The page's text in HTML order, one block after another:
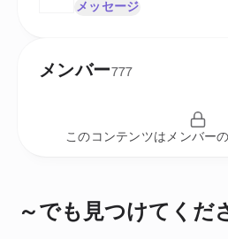
メッセージ
メンバー 777
このコンテンツはメンバー
～でも見つけてくだ